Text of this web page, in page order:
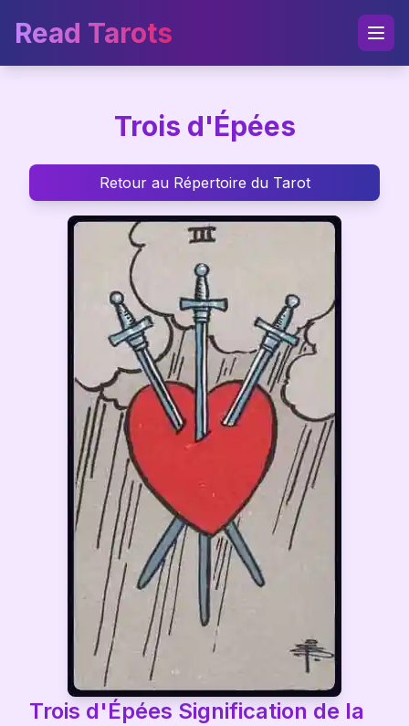
Read Tarots
Trois d'Épées
Retour au Répertoire du Tarot
Trois d'Épées Signification de la